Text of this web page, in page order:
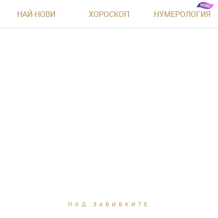
НАЙ-НОВИ ХОРОСКОП НУМЕРОЛОГИЯ
ПОД ЗАВИВКИТЕ